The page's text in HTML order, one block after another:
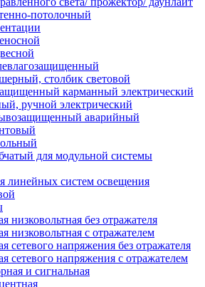
потолочный
столбик световой
карманный электрический
ручной электрический
аварийный
для модульной системы
линейных систем освещения
низковольтная без отражателя
низковольтная с отражателем
сетевого напряжения без отражателя
сетевого напряжения с отражателем
и сигнальная